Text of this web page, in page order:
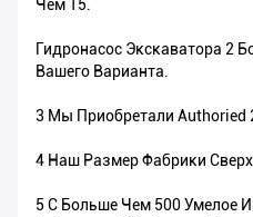
Чем 15.
Гидронасос Экскаватора 2
Вашего Варианта.
3 Мы Приобретали Authoried
4 Наш Размер Фабрики
5 С Больше Чем 500 Умелое